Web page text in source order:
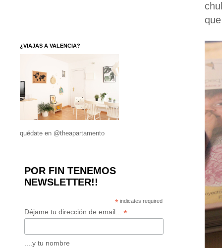
¿VIAJAS A VALENCIA?
quédate en @theapartamento
POR FIN TENEMOS
NEWSLETTER!!
* indicates required
Déjame tu dirección de email... *
....y tu nombre